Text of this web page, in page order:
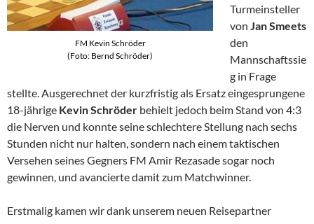
FM Kevin Schröder
(Foto: Bernd Schröder)
Turmeinsteller
von Jan Smeets
den
Mannschaftssie
g in Frage
stellte. Ausgerechnet der kurzfristig als Ersatz eingesprungene
18-jährige Kevin Schröder behielt jedoch beim Stand von 4:3
die Nerven und konnte seine schlechtere Stellung nach sechs
Stunden nicht nur halten, sondern nach einem taktischen
Versehen seines Gegners FM Amir Rezasade sogar noch
gewinnen, und avancierte damit zum Matchwinner.
Erstmalig kamen wir dank unserem neuen Reisepartner